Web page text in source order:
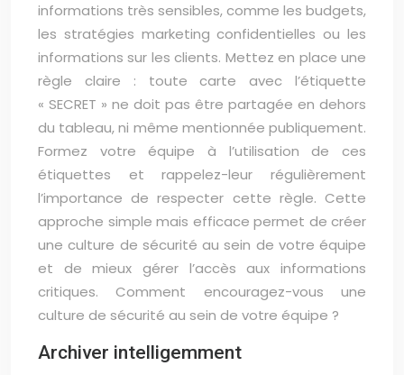
informations très sensibles, comme les budgets,
les stratégies marketing confidentielles ou les
informations sur les clients. Mettez en place une
règle claire : toute carte avec l’étiquette
« SECRET » ne doit pas être partagée en dehors
du tableau, ni même mentionnée publiquement.
Formez votre équipe à l’utilisation de ces
étiquettes et rappelez-leur régulièrement
l’importance de respecter cette règle. Cette
approche simple mais efficace permet de créer
une culture de sécurité au sein de votre équipe
et de mieux gérer l’accès aux informations
critiques. Comment encouragez-vous une
culture de sécurité au sein de votre équipe ?
Archiver intelligemment